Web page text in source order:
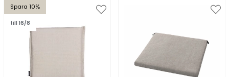
Spara 10%
till 16/8